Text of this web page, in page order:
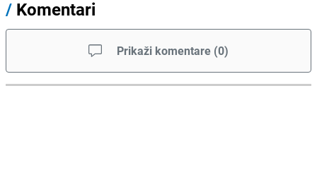
/ Komentari
Prikaži komentare (0)